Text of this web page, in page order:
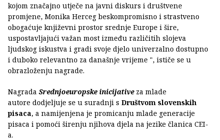
kojom značajno utječe na javni diskurs i društvene
promjene, Monika Herceg beskompromisno i strastveno
obogaćuje književni prostor srednje Europe i šire,
uspostavljajući važan most između različitih slojeva
ljudskog iskustva i gradi svoje djelo univerzalno dostupno
i duboko relevantno za današnje vrijeme ", ističe se u
obrazloženju nagrade.
Nagrada Srednjoeuropske inicijativeza mlade
autore dodjeljuje se u suradnji s Društvom slovenskih
pisaca, a namijenjena je promicanju mlade generacije
pisaca i pomoći širenju njihova djela na jezike članica CEI-
a.